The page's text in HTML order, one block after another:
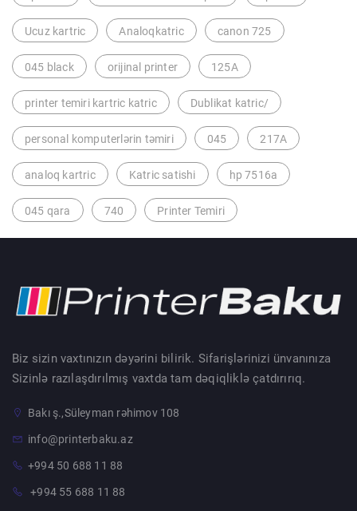
Ucuz kartric Analoqkatric canon 725
045 black orijinal printer 125A
printer temiri kartric katric Dublikat katric/
personal komputerlərin təmiri 045 217A
analoq kartric Katric satishi hp 7516a
045 qara 740 Printer Temiri
Biz sizin vaxtınızın dəyərini bilirik. Sifarişlərinizi ünvanınıza
Sizinlə razılaşdırılmış vaxtda tam dəqiqliklə çatdırırıq.
Bakı ş.,Süleyman rəhimov 108
info@printerbaku.az
+994 50 688 11 88
+994 55 688 11 88